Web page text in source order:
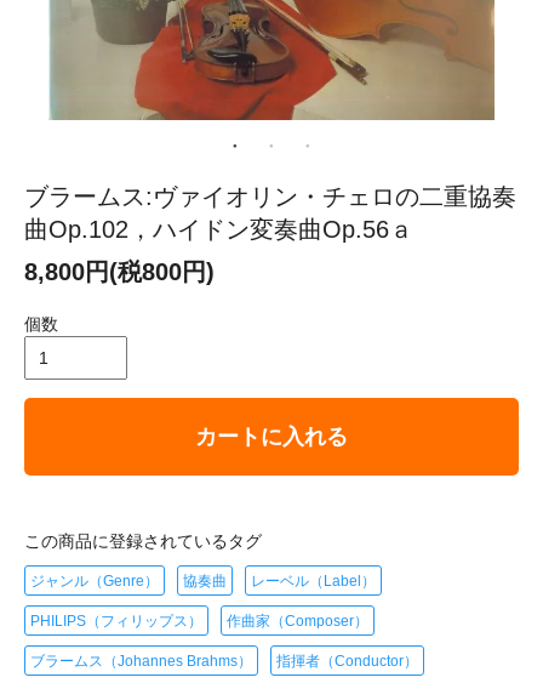
ブラームス:ヴァイオリン・チェロの二重協奏
曲Op.102，ハイドン変奏曲Op.56ａ
8,800円(税800円)
個数
カートに入れる
この商品に登録されているタグ
ジャンル（Genre） 協奏曲 レーベル（Label）
PHILIPS（フィリップス） 作曲家（Composer）
ブラームス（Johannes Brahms） 指揮者（Conductor）